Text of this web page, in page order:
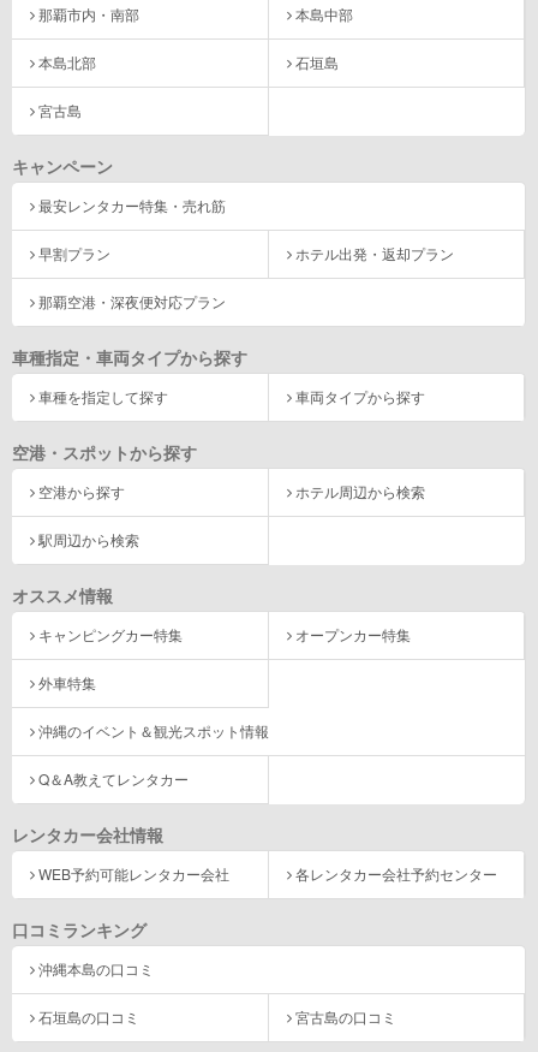
那覇市内・南部 本島中部
本島北部 石垣島
宮古島
キャンペーン
最安レンタカー特集・売れ筋
早割プラン ホテル出発・返却プラン
那覇空港・深夜便対応プラン
車種指定・車両タイプから探す
車種を指定して探す 車両タイプから探す
空港・スポットから探す
空港から探す ホテル周辺から検索
駅周辺から検索
オススメ情報
キャンピングカー特集 オープンカー特集
外車特集
沖縄のイベント＆観光スポット情報
Q＆A教えてレンタカー
レンタカー会社情報
WEB予約可能レンタカー会社 各レンタカー会社予約センター
口コミランキング
沖縄本島の口コミ
石垣島の口コミ 宮古島の口コミ